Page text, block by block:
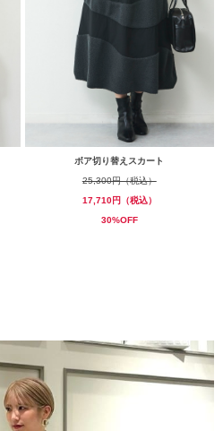
ボア切り替えスカート
25,300円（税込）
17,710円（税込）
30%OFF